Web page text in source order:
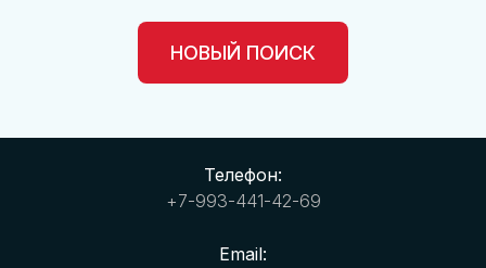
НОВЫЙ ПОИСК
Телефон:
+7-993-441-42-69
Email: